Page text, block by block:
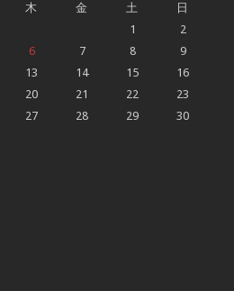
木 金 土
日
1
2
6 7 8
9
13 14 15
16
20 21 22
23
27 28 29
30